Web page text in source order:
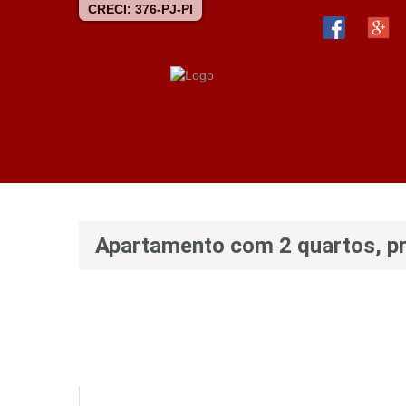
CRECI: 376-PJ-PI
Apartamento com 2 quartos,